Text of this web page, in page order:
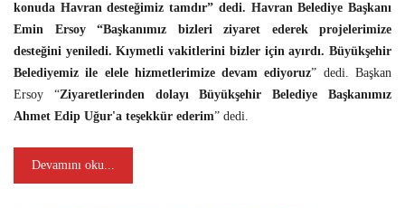
konuda Havran desteğimiz tamdır” dedi. Havran Belediye Başkanı
Emin Ersoy “Başkanımız bizleri ziyaret ederek projelerimize
desteğini yeniledi. Kıymetli vakitlerini bizler için ayırdı. Büyükşehir
Belediyemiz ile elele hizmetlerimize devam ediyoruz” dedi. Başkan
Ersoy “Ziyaretlerinden dolayı Büyükşehir Belediye Başkanımız
Ahmet Edip Uğur'a teşekkür ederim” dedi.
Devamını oku...